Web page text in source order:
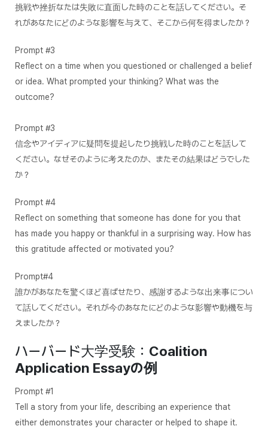
挑戦や挫折なたは失敗に直面した時のことを話してください。そ
れがあなたにどのような影響を与えて、そこから何を得ましたか？
Prompt #3
Reflect on a time when you questioned or challenged a belief
or idea. What prompted your thinking? What was the
outcome?
Prompt #3
信念やアイディアに疑問を提起したり挑戦した時のことを話して
ください。なぜそのように考えたのか、またその結果はどうでした
か？
Prompt #4
Reflect on something that someone has done for you that
has made you happy or thankful in a surprising way. How has
this gratitude affected or motivated you?
Prompt#4
誰かがあなたを驚くほど喜ばせたり、感謝するような出来事につい
て話してください。それが今のあなたにどのような影響や動機を与
えましたか？
ハーバード大学受験： Coalition
Application Essayの例
Prompt #1
Tell a story from your life, describing an experience that
either demonstrates your character or helped to shape it.